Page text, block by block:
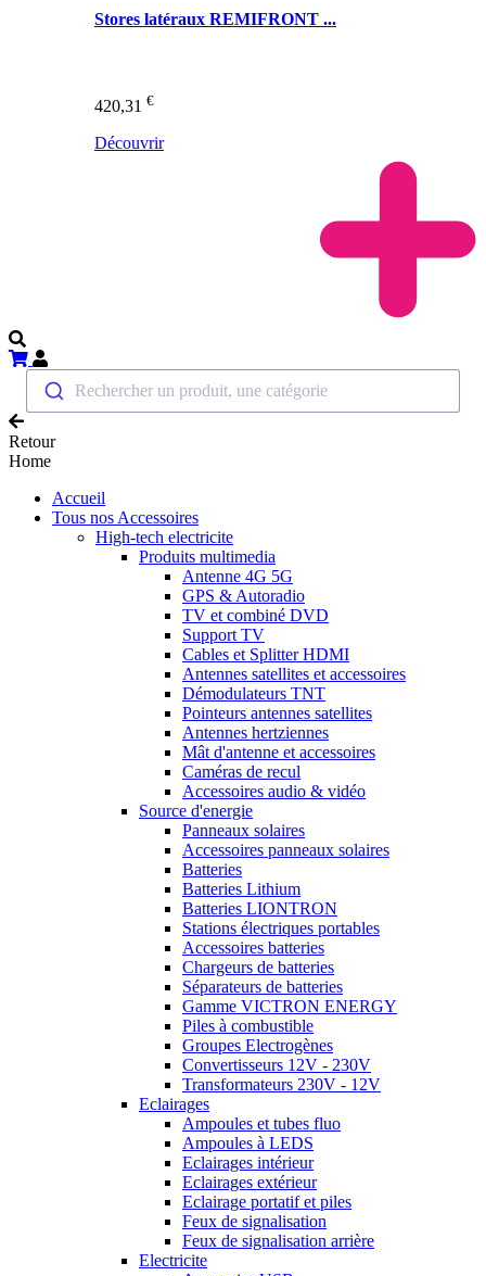
Stores latéraux REMIFRONT ...
420,31 €
Découvrir
Rechercher un produit, une catégorie
Retour
Home
Accueil
Tous nos Accessoires
High-tech electricite
Produits multimedia
Antenne 4G 5G
GPS & Autoradio
TV et combiné DVD
Support TV
Cables et Splitter HDMI
Antennes satellites et accessoires
Démodulateurs TNT
Pointeurs antennes satellites
Antennes hertziennes
Mât d'antenne et accessoires
Caméras de recul
Accessoires audio & vidéo
Source d'energie
Panneaux solaires
Accessoires panneaux solaires
Batteries
Batteries Lithium
Batteries LIONTRON
Stations électriques portables
Accessoires batteries
Chargeurs de batteries
Séparateurs de batteries
Gamme VICTRON ENERGY
Piles à combustible
Groupes Electrogènes
Convertisseurs 12V - 230V
Transformateurs 230V - 12V
Eclairages
Ampoules et tubes fluo
Ampoules à LEDS
Eclairages intérieur
Eclairages extérieur
Eclairage portatif et piles
Feux de signalisation
Feux de signalisation arrière
Electricite